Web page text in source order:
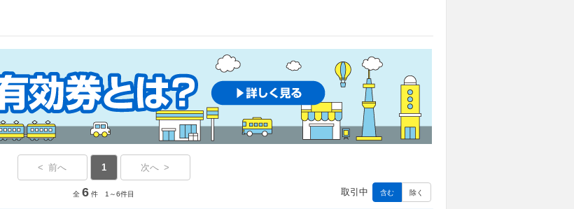
取引中 含む 除く
< 前へ 1 次へ >
全 6 件 1～6件目